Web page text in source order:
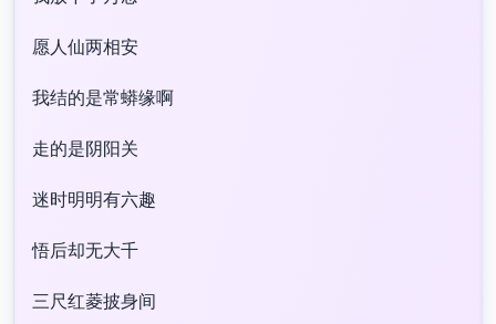
愿人仙两相安
我结的是常蟒缘啊
走的是阴阳关
迷时明明有六趣
悟后却无大千
三尺红菱披身间